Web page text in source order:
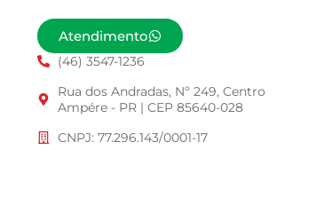
Atendimento
(46) 3547-1236
Rua dos Andradas, Nº 249, Centro
Ampére - PR | CEP 85640-028
CNPJ: 77.296.143/0001-17